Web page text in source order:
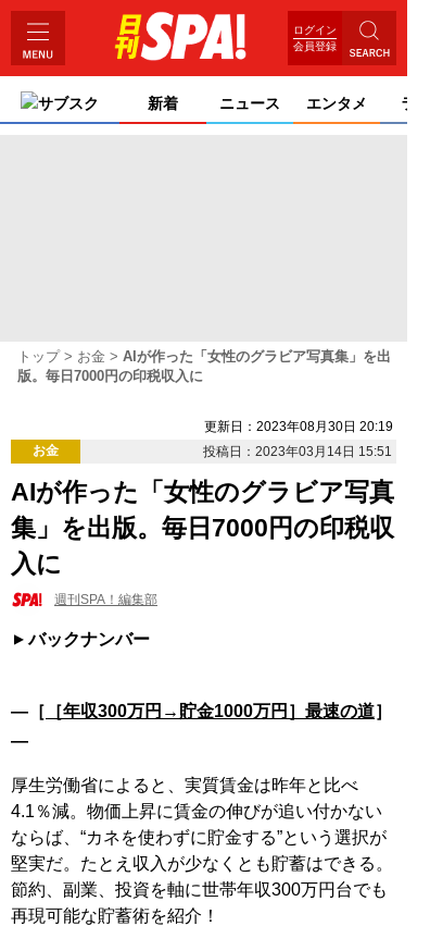
ログイン
会員登録
サブスク 新着 ニュース エンタメ ライ
トップ お金
AIが作った「女性のグラビア写真集」を出
版。毎日7000円の印税収入に
更新日：2023年08月30日 20:19
お金
投稿日：2023年03月14日 15:51
AIが作った「女性のグラビア写真
集」を出版。毎日7000円の印税収
入に
週刊SPA！編集部
バックナンバー
―［ ［年収300万円→貯金1000万円］最速の道］
―
厚生労働省によると、実質賃金は昨年と比べ
4.1％減。物価上昇に賃金の伸びが追い付かない
ならば、“カネを使わずに貯金する”という選択が
堅実だ。たとえ収入が少なくとも貯蓄はできる。
節約、副業、投資を軸に世帯年収300万円台でも
再現可能な貯蓄術を紹介！